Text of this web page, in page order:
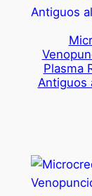
Plasma
Antiguos